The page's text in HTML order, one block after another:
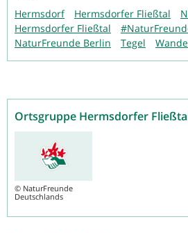
Hermsdorf Hermsdorfer Fließtal
Hermsdorfer Fließtal
NaturFreunde Berlin
Tegel
Ortsgruppe Hermsdorfer
© NaturFreunde
Deutschlands